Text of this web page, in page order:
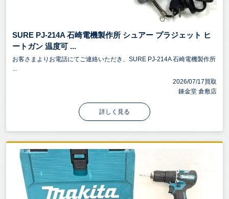
SURE PJ-214A 石崎電機製作所 シュアー プラジェット ヒ
ートガン 温度可 ...
お客さまよりお電話にてご連絡いただき、SURE PJ-214A 石崎電機製作所
...
2026/07/17買取
錬金堂 倉敷店
詳しく見る